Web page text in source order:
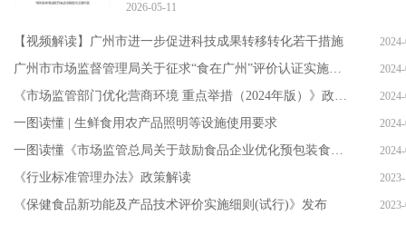
2026-05-11
【视频解读】广州市进一步促进科技成果转移转化若干措施
广州市市场监督管理局关于征求“食在广州”评价认证实施规则范例
《市场监管部门优化营商环境 重点举措（2024年版）》政策解
一图读懂 | 生鲜食用农产品照明等设施使用要求
一图读懂《市场监管总局关于鼓励食品企业优化预包装食品生产日期
《行业标准管理办法》政策解读
《保健食品新功能及产品技术评价实施细则(试行)》发布